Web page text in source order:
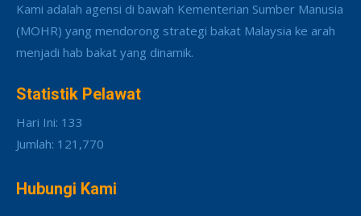
Kami adalah agensi di bawah Kementerian Sumber Manusia
(MOHR) yang mendorong strategi bakat Malaysia ke arah
menjadi hab bakat yang dinamik.
Statistik Pelawat
Hari Ini: 133
Jumlah: 121,770
Hubungi Kami